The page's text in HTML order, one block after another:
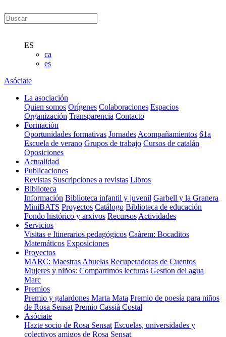
ES
ca
es
Asóciate
La asociación
Quien somos Orígenes Colaboraciones Espacios
Organización Transparencia Contacto
Formación
Oportunidades formativas Jornades Acompañamientos 61a
Escuela de verano Grupos de trabajo Cursos de catalán
Oposiciones
Actualidad
Publicaciones
Revistas Suscripciones a revistas Libros
Biblioteca
Información Biblioteca infantil y juvenil Garbell y la Granera
MiniBATS Proyectos Catálogo Biblioteca de educación
Fondo histórico y arxivos Recursos Actividades
Servicios
Visitas e Itinerarios pedagógicos Caàrem: Bocaditos
Matemáticos Exposiciones
Proyectos
MARC: Maestras Abuelas Recuperadoras de Cuentos
Mujeres y niños: Compartimos lecturas Gestion del agua
Marc
Premios
Premio y galardones Marta Mata Premio de poesía para niños
de Rosa Sensat Premio Cassià Costal
Asóciate
Hazte socio de Rosa Sensat Escuelas, universidades y
colectivos amigos de Rosa Sensat